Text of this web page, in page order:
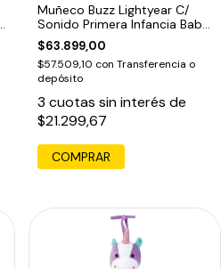
Muñeco Buzz Lightyear C/
Sonido Primera Infancia Baby
Disney
$63.899,00
$57.509,10 con Transferencia o
depósito
3 cuotas sin interés de
$21.299,67